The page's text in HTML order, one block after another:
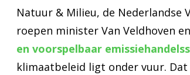
Natuur & Milieu, de Nederlandse
roepen minister Van Veldhoven
en voorspelbaar
klimaatbeleid ligt onder vuur.